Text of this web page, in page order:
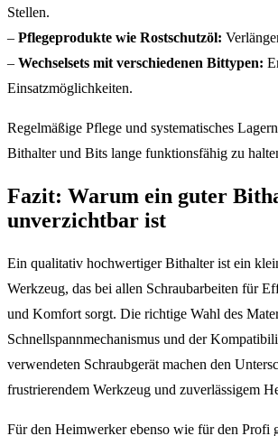
Stellen.
– Pflegeprodukte wie Rostschutzöl:
– Wechselsets mit verschiedenen Bittypen:
Einsatzmöglichkeiten.
Regelmäßige Pflege und systematisches
Bithalter und Bits lange funktionsfähig zu
Fazit: Warum ein guter
unverzichtbar ist
Ein qualitativ hochwertiger Bithalter ist ein
Werkzeug, das bei allen Schraubarbeiten für
und Komfort sorgt. Die richtige Wahl des
Schnellspannmechanismus und der
verwendeten Schraubgerät machen den
frustrierendem Werkzeug und zuverlässigem
Für den Heimwerker ebenso wie für den Profi